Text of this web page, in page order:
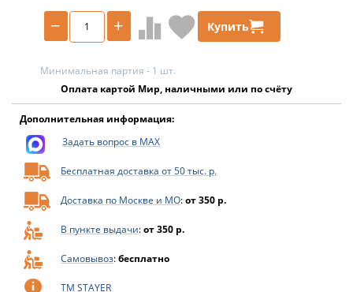
+
− Купить
Минимальная партия - 1 шт.
Оплата картой Мир, наличными или по счёту
Дополнительная информация:
Задать вопрос в MAX
Бесплатная доставка от 50 тыс. р.
Доставка по Москве и МО:от 350 р.
В пункте выдачи:от 350 р.
Самовывоз:бесплатно
ТМ STAYER